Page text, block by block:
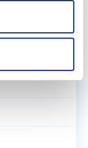
te
vastgoed